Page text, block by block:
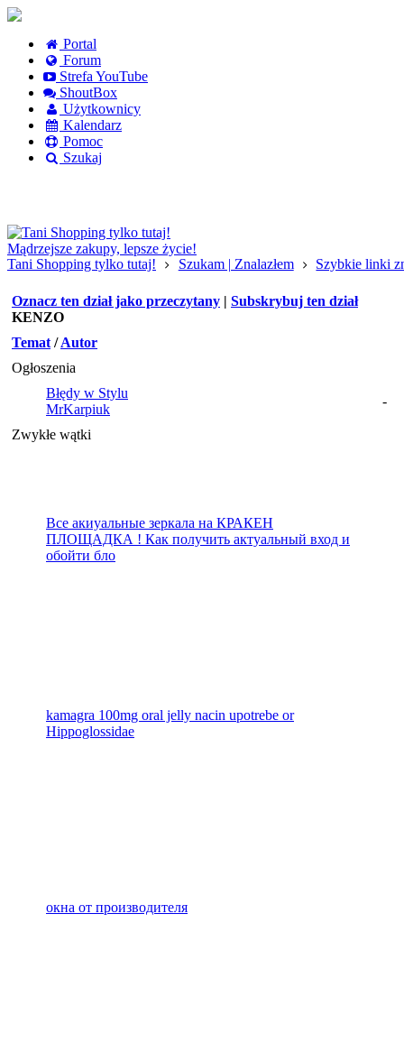
Portal
Forum
Strefa YouTube
ShoutBox
Użytkownicy
Kalendarz
Pomoc
Szukaj
Mądrzejsze zakupy, lepsze życie!
Tani Shopping tylko tutaj!
Szukam | Znalazłem Szybkie linki
Oznacz ten dział jako przeczytany | Subskrybuj ten dział
KENZO
Temat /Autor
Ogłoszenia
Błędy w Stylu
MrKarpiuk
-
Zwykłe wątki
Все акиуальные зеркала на КРАКЕН
ПЛОЩАДКА ! Как получить актуальный вход и
обойти бло
kamagra 100mg oral jelly nacin upotrebe or
Hippoglossidae
окна от производителя